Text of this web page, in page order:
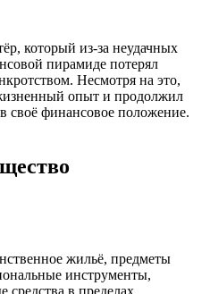
который из-за неудачных
пирамиде потерял
Несмотря на это,
опыт и продолжил
своё финансовое положение.
жильё, предметы
инструменты,
в пределах